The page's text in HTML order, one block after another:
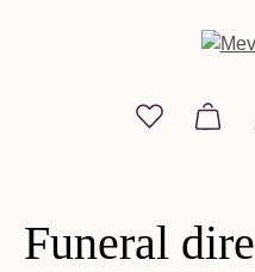
You have
Funeral